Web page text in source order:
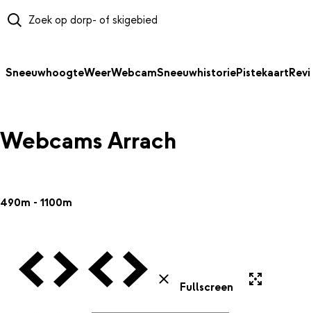
SneeuwhoogteWeerWebcamSneeuwhistoriePistekaart
Webcams Arrach
490m - 1100m
Vorige Webcam
Volgende Webcam
Vorige Webcam
Volgende Webcam
Sluiten
Fullscreen